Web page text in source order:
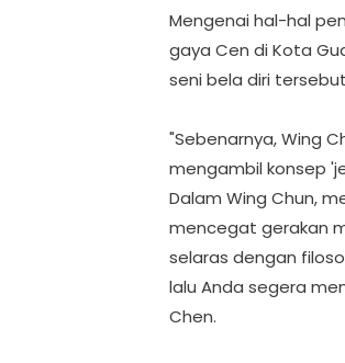
Mengenai hal-hal
gaya Cen di Kota
seni bela diri
"Sebenarnya, Wing
mengambil konsep
Dalam Wing Chun,
mencegat gerakan
selaras dengan
lalu Anda segera
Chen.